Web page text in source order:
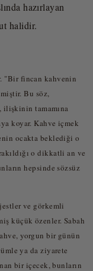
hazırlayan
halidir.
"Bir fincan kahvenin
Bu söz,
ilişkinin tamamına
koyar. Kahve içmek
ocakta beklediği o
o dikkatli an ve
hepsinde sözsüz
ve görkemli
küçük özenler. Sabah
yorgun bir günün
ya da ziyarete
bir içecek, bunların